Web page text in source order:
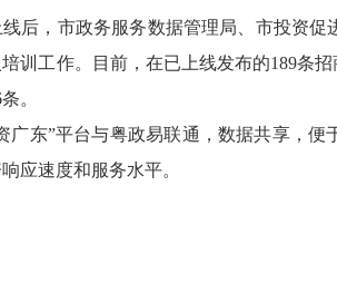
，市政务服务数据管理局、市投资促
训工作。目前，在已上线发布的189条
。
东”平台与粤政易联通，数据共享，便
应速度和服务水平。